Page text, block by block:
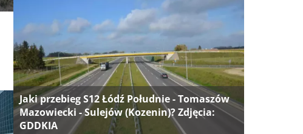
Jaki przebieg S12 Łódź Południe - Tomaszów
Mazowiecki - Sulejów (Kozenin)? Zdjęcia:
GDDKIA